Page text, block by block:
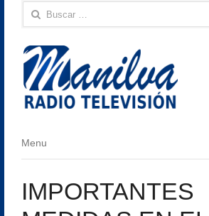
Buscar:
Menu
Menu
IMPORTANTES